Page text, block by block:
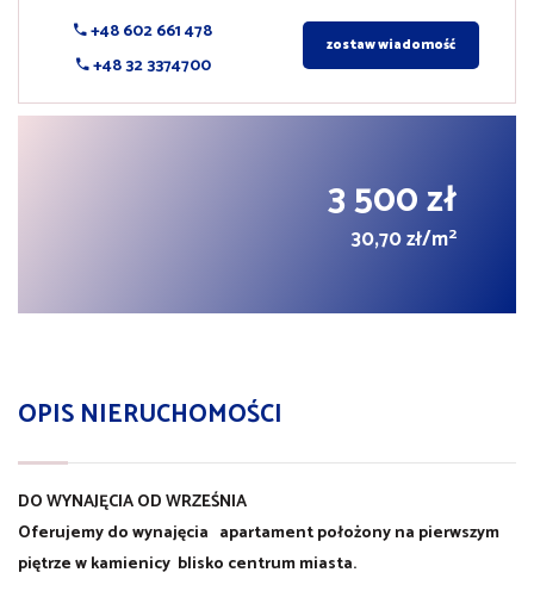
+48 602 661 478
+48 32 3374700
zostaw wiadomość
3 500 zł
30,70 zł/m2
OPIS NIERUCHOMOŚCI
DO WYNAJĘCIA OD WRZEŚNIA
Oferujemy do wynajęcia apartament położony na pierwszym
piętrze w kamienicy blisko centrum miasta.